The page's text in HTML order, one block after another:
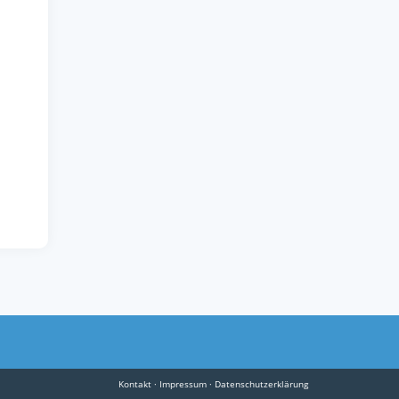
Kontakt · Impressum · Datenschutzerklärung